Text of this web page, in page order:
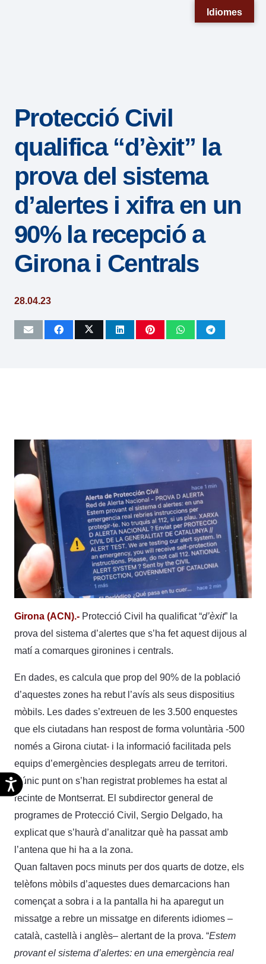
sistema
accesibilidad.
Accesibilidad
Protecció Civil
qualifica “d’èxit” la
prova del sistema
d’alertes i xifra en un
90% la recepció a
Girona i Centrals
28.04.23
Girona (ACN).- Protecció Civil ha qualificat “d’èxit” la
prova del sistema d’alertes que s’ha fet aquest dijous al
matí a comarques gironines i centrals.
En dades, es calcula que prop del 90% de la població
d’aquestes zones ha rebut l’avís als seus dispositius
mòbils. Les dades s’extreuen de les 3.500 enquestes
que els ciutadans han respost de forma voluntària -500
només a Girona ciutat- i la informació facilitada pels
equips d’emergències desplegats arreu de territori.
L’únic punt on s’han registrat problemes ha estat al
recinte de Montserrat. El subdirector general de
programes de Protecció Civil, Sergio Delgado, ha
explicat que s’haurà d’analitzar què ha passat amb
l’antena que hi ha a la zona.
Quan faltaven pocs minuts per dos quarts de dotze, els
telèfons mòbils d’aquestes dues demarcacions han
començat a sobra i a la pantalla hi ha aparegut un
missatge a rebre un missatge en diferents idiomes –
català, castellà i anglès– alertant de la prova. “Estem
provant el sistema d’alertes: en una emergència real
Idiomes